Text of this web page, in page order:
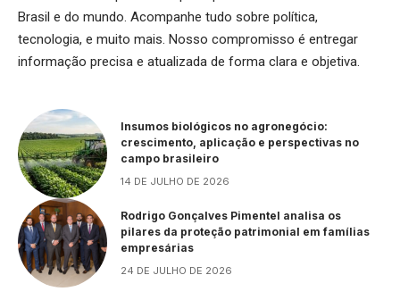
Brasil e do mundo. Acompanhe tudo sobre política,
tecnologia, e muito mais. Nosso compromisso é entregar
informação precisa e atualizada de forma clara e objetiva.
Insumos biológicos no agronegócio:
crescimento, aplicação e perspectivas no
campo brasileiro
14 DE JULHO DE 2026
Rodrigo Gonçalves Pimentel analisa os
pilares da proteção patrimonial em famílias
empresárias
24 DE JULHO DE 2026